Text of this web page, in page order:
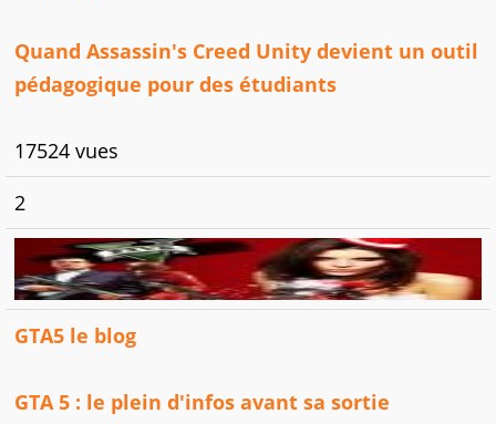
Quand Assassin's Creed Unity devient un outil
pédagogique pour des étudiants
17524 vues
2
GTA5 le blog
GTA 5 : le plein d'infos avant sa sortie